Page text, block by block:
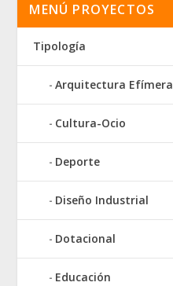
MENÚ PROYECTOS
Tipología
Arquitectura Efímera
Cultura-Ocio
Deporte
Diseño Industrial
Dotacional
Educación